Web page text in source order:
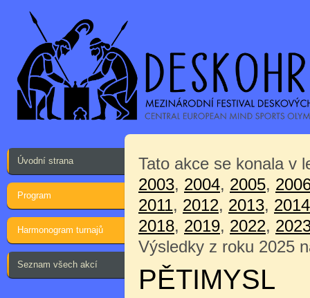
Úvodní strana
Program
Harmonogram turnajů
Seznam všech akcí
Tato akce se konala v
2003, 2004, 2005,
2011, 2012, 2013, 2014
2018, 2019, 2022,
Výsledky z roku 2025
PĚTIMYSL